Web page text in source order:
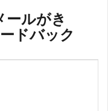
ールがき
ドバック